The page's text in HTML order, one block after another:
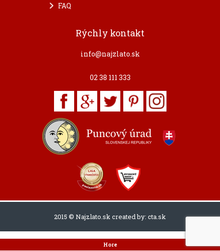
FAQ
Rýchly kontakt
info@najzlato.sk
02 38 111 333
2015 © Najzlato.sk created by: cta.sk
Hore